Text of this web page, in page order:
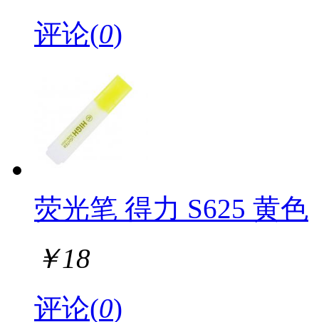
评论(0)
荧光笔 得力 S625 黄色
￥18
评论(0)